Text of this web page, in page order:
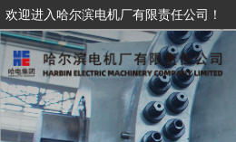
XINGKONG星空
欢迎进入哈尔滨电机厂有限责任公司！